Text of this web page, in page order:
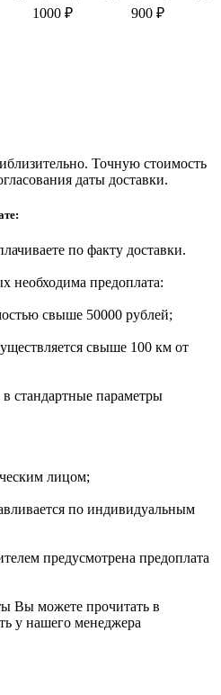
1000 ₽ 900 ₽
Точную стоимость
даты доставки.
по факту доставки.
необходима предоплата:
свыше 50000 рублей;
свыше 100 км от
стандартные параметры
лицом;
по индивидуальным
предусмотрена предоплата
Вы можете прочитать в
у нашего менеджера